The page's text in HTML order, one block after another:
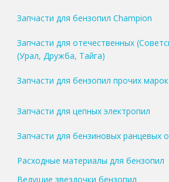
Запчасти для бензопил Champion
Запчасти для отечественных
(Урал, Дружба, Тайга)
Запчасти для бензопил прочих
Запчасти для цепных электропил
Запчасти для бензиновых ранцевых
Расходные материалы для бензопил
Ведущие звездочки бензопил